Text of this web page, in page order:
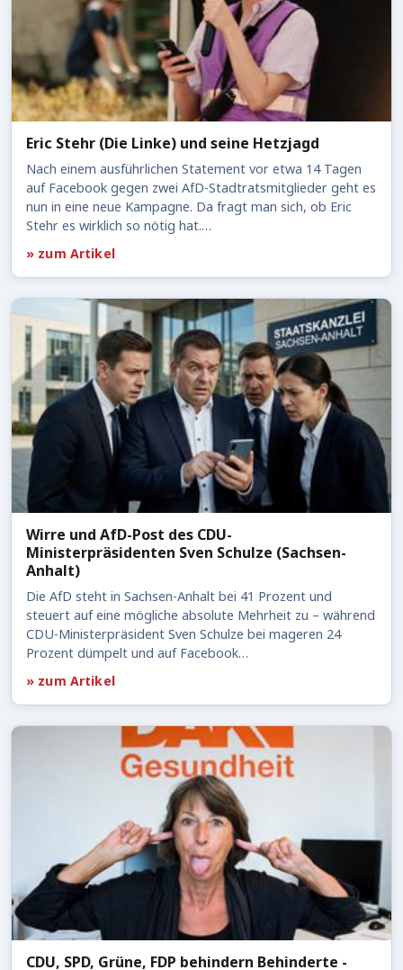
Eric Stehr (Die Linke) und seine Hetzjagd
Nach einem ausführlichen Statement vor etwa 14 Tagen
auf Facebook gegen zwei AfD-Stadtratsmitglieder geht es
nun in eine neue Kampagne. Da fragt man sich, ob Eric
Stehr es wirklich so nötig hat.…
» zum Artikel
Wirre und AfD-Post des CDU-
Ministerpräsidenten Sven Schulze (Sachsen-
Anhalt)
Die AfD steht in Sachsen-Anhalt bei 41 Prozent und
steuert auf eine mögliche absolute Mehrheit zu – während
CDU-Ministerpräsident Sven Schulze bei mageren 24
Prozent dümpelt und auf Facebook…
» zum Artikel
CDU, SPD, Grüne, FDP behindern Behinderte -